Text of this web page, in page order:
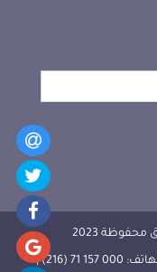
2023
العنوان: باردو 2000 الجمهورية التونسية | الهاتف: 000 157 71 (216) |